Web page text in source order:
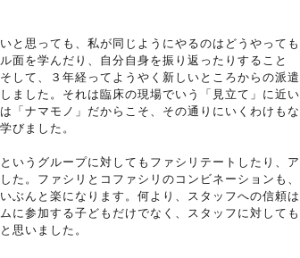
と思っても、私が同じようにやるのはどうやっても
面を学んだり、自分自身を振り返ったりすること
して、３年経ってようやく新しいところからの派遣
ました。それは臨床の現場でいう「見立て」に近い
「ナマモノ」だからこそ、その通りにいくわけもな
びました。
いうグループに対してもファシリテートしたり、ア
た。ファシリとコファシリのコンビネーションも、
ぶんと楽になります。何より、スタッフへの信頼は
に参加する子どもだけでなく、スタッフに対しても
思いました。